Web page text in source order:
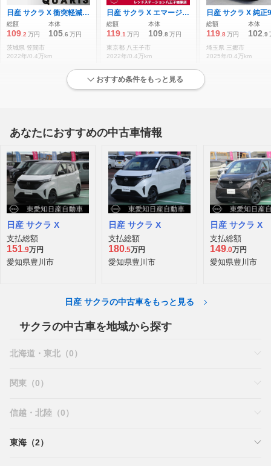
日産 サクラ X 衝突軽減ブレーキ
総額
109.2万円
本体
105.6 万円
茨城県 笠間市
2022年/0.4万km
日産 サクラ X エマージェンシーブレーキ(踏み間違い防止
総額
119.1万円
本体
109.8 万円
東京都 八王子市
2022年/0.4万km
総額
119.8 万円
本体
102.9
埼玉県 三郷市
2025年/0.4万km
状態が良い低走行車両
日産 サクラ X エマージェンシーブレーキ(踏み間違い防止
総額
119.1万円
本体
109 .8 万円
東京都 八王子市
2022年/0.4万km
日産 サクラ X ドライブレコーダー・ニッサンコネクトナビ
総額
122.0万円
本体
115.5万円
神奈川県 相模原市中央区
2022年/0.7万km
総額
122 .7 万円
本体
115.0
茨城県 つくば市
2023年/0.9万km
おすすめ条件をもっと見る
あなたにおすすめの中古車情報
日産 サクラ X
支払総額
151.9万円
愛知県豊川市
日産 サクラ X
支払総額
180.5万円
愛知県豊川市
日産 サクラ X
支払総額
149.0万円
愛知県豊川市
日産 サクラの中古車をもっと見る
サクラの中古車を地域から探す
北海道・東北（0）
関東（0）
信越・北陸（0）
東海（2）